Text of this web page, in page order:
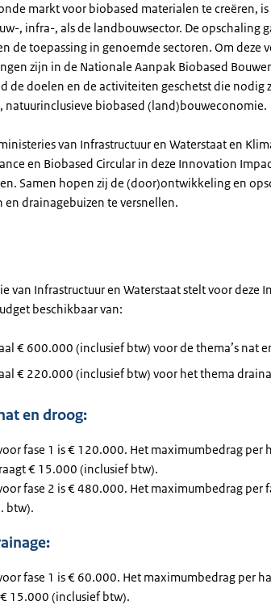
markt voor biobased materialen te creëren,
, infra-, als de landbouwsector. De opschaling
de toepassing in genoemde sectoren. Om deze
zijn in de Nationale Aanpak Biobased
de doelen en de activiteiten geschetst die nodig
natuurinclusieve biobased (land)bouweconomie.
van Infrastructuur en Waterstaat en
en Biobased Circular in deze Innovation
Samen hopen zij de (door)ontwikkeling en
drainagebuizen te versnellen.
van Infrastructuur en Waterstaat stelt voor deze
beschikbaar van:
€ 600.000 (inclusief btw) voor de thema’s nat
€ 220.000 (inclusief btw) voor het thema
en droog:
fase 1 is € 120.000. Het maximumbedrag per
€ 15.000 (inclusief btw).
fase 2 is € 480.000. Het maximumbedrag per
btw).
fase 1 is € 60.000. Het maximumbedrag per
15.000 (inclusief btw).